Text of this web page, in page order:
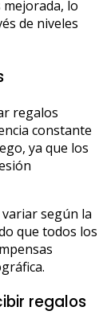
lo
de niveles
regalos
constante
ya que los
según la
que todos los
regalos